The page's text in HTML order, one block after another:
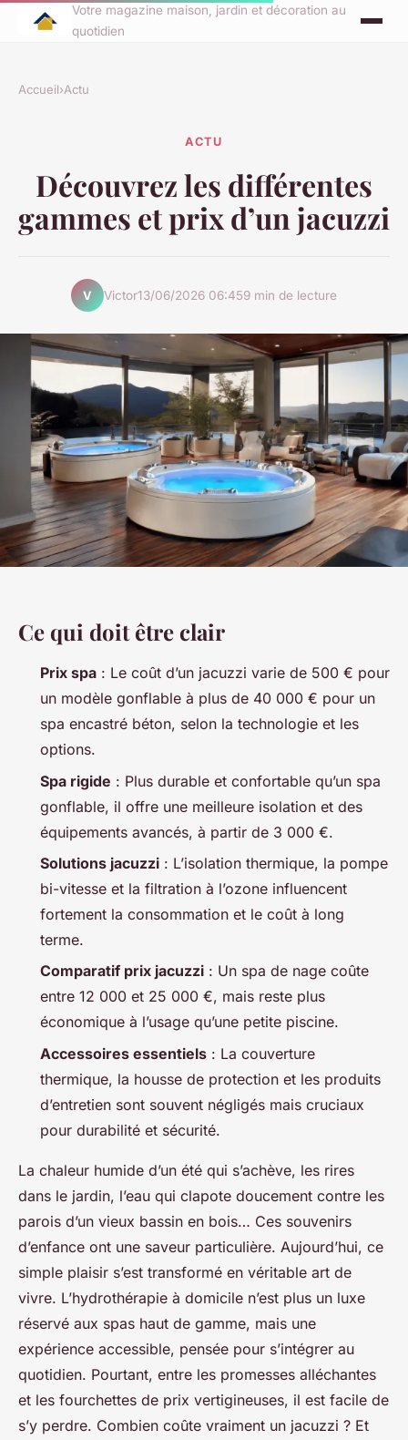
Votre magazine maison, jardin et décoration au
quotidien
Accueil›Actu
ACTU
Découvrez les différentes
gammes et prix d’un jacuzzi
V Victor13/06/2026 06:459 min de lecture
Ce qui doit être clair
Prix spa : Le coût d’un jacuzzi varie de 500 € pour
un modèle gonflable à plus de 40 000 € pour un
spa encastré béton, selon la technologie et les
options.
Spa rigide : Plus durable et confortable qu’un spa
gonflable, il offre une meilleure isolation et des
équipements avancés, à partir de 3 000 €.
Solutions jacuzzi : L’isolation thermique, la pompe
bi-vitesse et la filtration à l’ozone influencent
fortement la consommation et le coût à long
terme.
Comparatif prix jacuzzi : Un spa de nage coûte
entre 12 000 et 25 000 €, mais reste plus
économique à l’usage qu’une petite piscine.
Accessoires essentiels : La couverture
thermique, la housse de protection et les produits
d’entretien sont souvent négligés mais cruciaux
pour durabilité et sécurité.
La chaleur humide d’un été qui s’achève, les rires
dans le jardin, l’eau qui clapote doucement contre les
parois d’un vieux bassin en bois… Ces souvenirs
d’enfance ont une saveur particulière. Aujourd’hui, ce
simple plaisir s’est transformé en véritable art de
vivre. L’hydrothérapie à domicile n’est plus un luxe
réservé aux spas haut de gamme, mais une
expérience accessible, pensée pour s’intégrer au
quotidien. Pourtant, entre les promesses alléchantes
et les fourchettes de prix vertigineuses, il est facile de
s’y perdre. Combien coûte vraiment un jacuzzi ? Et